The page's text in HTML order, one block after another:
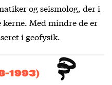
og seismolog, der i
kerne. Med mindre de er
i geofysik.
1993)